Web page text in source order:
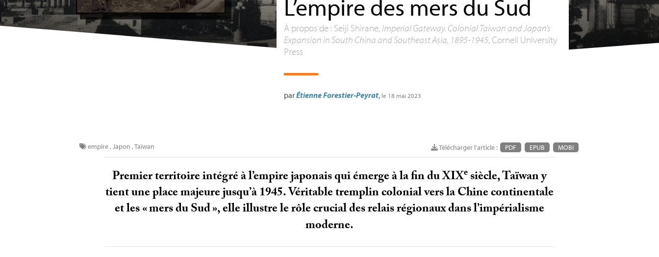
L’empire des mers du Sud
À propos de : Seiji Shirane, Imperial Gateway. Colonial Taiwan and Japan’s
Expansion in South China and Southeast Asia, 1895-1945, Cornell University
Press
parÉtienne Forestier-Peyrat, le 18 mai 2023
Télécharger l'article : PDF EPUB MOBI
empire,Japon ,Taïwan
Premier territoire intégré à l’empire japonais qui émerge à la fin duXIXesiècle, Taïwan y
tient une place majeure jusqu’à 1945. Véritable tremplin colonial vers la Chine continentale
et les «mers du Sud», elle illustre le rôle crucial des relais régionaux dans l’impérialisme
moderne.